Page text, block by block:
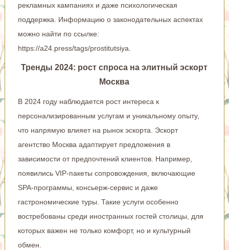
рекламных кампаниях и даже психологическая
поддержка. Информацию о законодательных аспектах
можно найти по ссылке:
https://a24.press/tags/prostitutsiya
Тренды 2024: рост спроса на элитный эскорт
Москва
В 2024 году наблюдается рост интереса к
персонализированным услугам и уникальному опыту,
что напрямую влияет на рынок эскорта. Эскорт
агентство Москва адаптирует предложения в
зависимости от предпочтений клиентов. Например,
появились VIP-пакеты сопровождения, включающие
SPA-программы, консьерж-сервис и даже
гастрономические туры. Такие услуги особенно
востребованы среди иностранных гостей столицы, для
которых важен не только комфорт, но и культурный
обмен.